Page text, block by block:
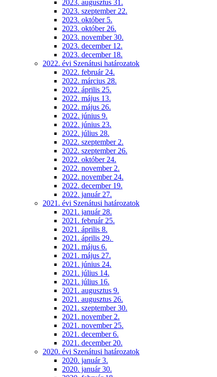
2023. augusztus 31.
2023. szeptember 22.
2023. október 5.
2023. október 26.
2023. november 30.
2023. december 12.
2023. december 18.
2022. évi Szenátusi határozatok
2022. február 24.
2022. március 28.
2022. április 25.
2022. május 13.
2022. május 26.
2022. június 9.
2022. június 23.
2022. július 28.
2022. szeptember 2.
2022. szeptember 26.
2022. október 24.
2022. november 2.
2022. november 24.
2022. december 19.
2022. január 27.
2021. évi Szenátusi határozatok
2021. január 28.
2021. február 25.
2021. április 8.
2021. április 29.
2021. május 6.
2021. május 27.
2021. június 24.
2021. július 14.
2021. július 16.
2021. augusztus 9.
2021. augusztus 26.
2021. szeptember 30.
2021. november 2.
2021. november 25.
2021. december 6.
2021. december 20.
2020. évi Szenátusi határozatok
2020. január 3.
2020. január 30.